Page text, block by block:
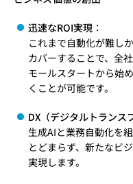
迅速なROI実現 ：
これまで自動化が難し
カバーすることで、全
モールスタートから始
くことが可能です。
DX（デジタルトランス
生成AIと業務自動化を
とどまらず、新たなビ
実現します。